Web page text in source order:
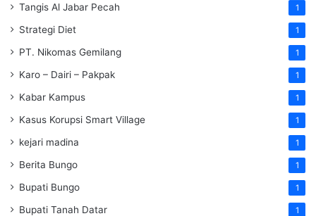
Tangis Al Jabar Pecah 1
Strategi Diet 1
PT. Nikomas Gemilang 1
Karo – Dairi – Pakpak 1
Kabar Kampus 1
Kasus Korupsi Smart Village 1
kejari madina 1
Berita Bungo 1
Bupati Bungo 1
Bupati Tanah Datar 1